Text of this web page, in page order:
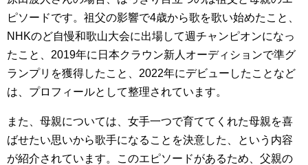
ピソードです。祖父の影響で4歳から歌を歌い始めたこと、
NHKのど自慢和歌山大会に出場して週チャンピオンになっ
たこと、2019年に日本クラウン新人オーディションで準グ
ランプリを獲得したこと、2022年にデビューしたことなど
は、プロフィールとして整理されています。
また、母親については、女手一つで育ててくれた母親を喜
ばせたい思いから歌手になることを決意した、という内容
が紹介されています。このエピソードがあるため、父親の